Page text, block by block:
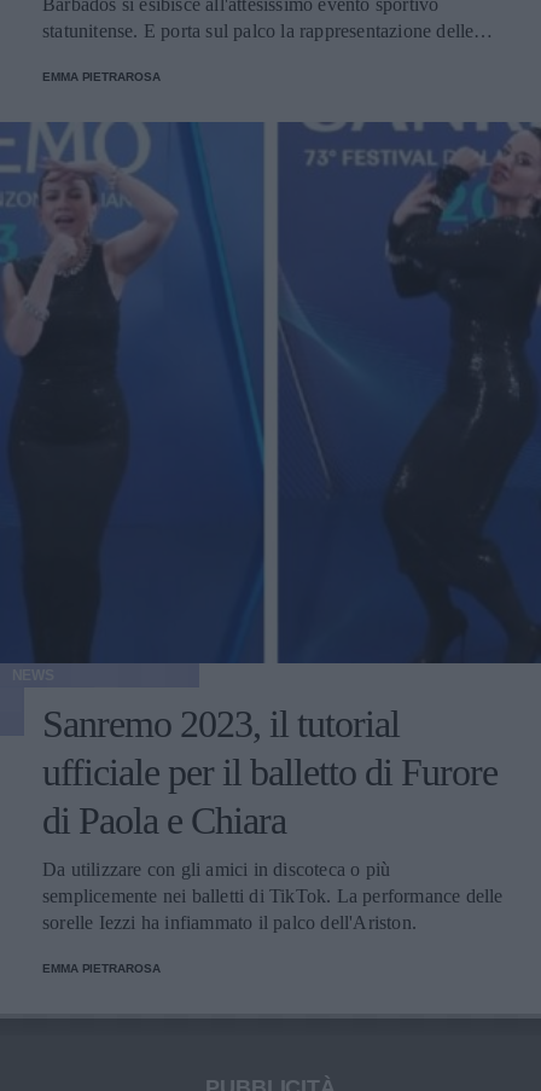
Barbados si esibisce all'attesissimo evento sportivo
statunitense. E porta sul palco la rappresentazione delle
EMMA PIETRAROSA
Sanremo 2023, il tutorial
ufficiale per il balletto di Furore
di Paola e Chiara
Da utilizzare con gli amici in discoteca o più
semplicemente nei balletti di TikTok. La performance delle
sorelle Iezzi ha infiammato il palco dell'Ariston.
EMMA PIETRAROSA